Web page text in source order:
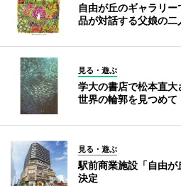
自由が丘のギャラリ
品が対話する父娘の二
見る・遊ぶ
学大の書店で松本直
世界の輪郭を見つめて
見る・遊ぶ
駅前商業施設「自由
決定